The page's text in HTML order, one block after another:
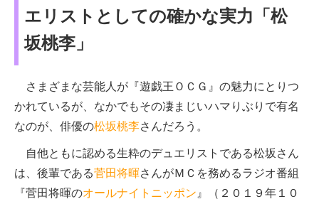
エリストとしての確かな実力「松
坂桃李」
さまざまな芸能人が『遊戯王ＯＣＧ』の魅力にとりつ
かれているが、なかでもその凄まじいハマりぶりで有名
なのが、俳優の松坂桃李さんだろう。
自他ともに認める生粋のデュエリストである松坂さん
は、後輩である菅田将暉さんがＭＣを務めるラジオ番組
『菅田将暉のオールナイトニッポン 』（２０１９年１０